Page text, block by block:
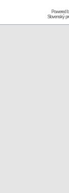
Powered
Slovenský